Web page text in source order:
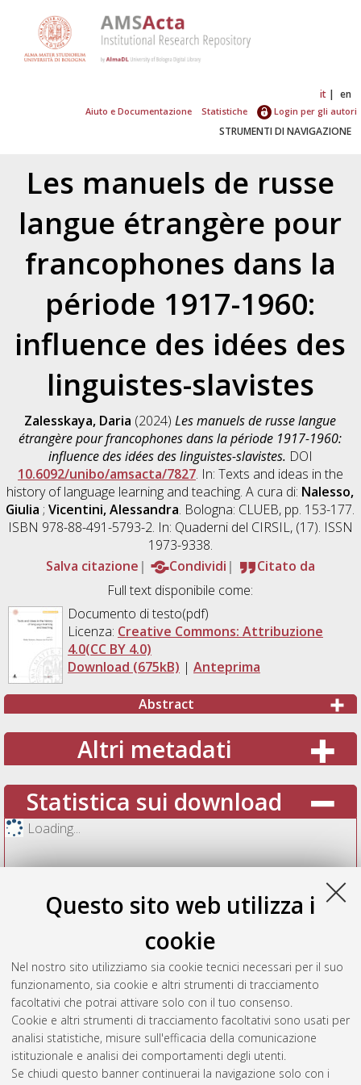
Questo sito web utilizza i
cookie
Nel nostro sito utilizziamo sia cookie tecnici necessari per il suo
funzionamento, sia cookie e altri strumenti di tracciamento
facoltativi che potrai attivare solo con il tuo consenso.
Cookie e altri strumenti di tracciamento facoltativi sono usati per
analisi statistiche, misure sull'efficacia della comunicazione
istituzionale e analisi dei comportamenti degli utenti.
Se chiudi questo banner continuerai la navigazione solo con i
it en
Aiuto e Documentazione Statistiche Login per gli autori
STRUMENTI DI NAVIGAZIONE
Les manuels de russe
langue étrangère pour
francophones dans la
période 1917-1960:
influence des idées des
linguistes-slavistes
Zalesskaya, Daria (2024)Les manuels de russe langue
étrangère pour francophones dans la période 1917-1960:
influence des idées des linguistes-slavistes. DOI
10.6092/unibo/amsacta/7827. In: Texts and ideas in the
history of language learning and teaching. A cura di: Nalesso,
Giulia ;Vicentini, Alessandra. Bologna: CLUEB, pp. 153-177.
ISBN 978-88-491-5793-2. In: Quaderni del CIRSIL, (17). ISSN
1973-9338.
Salva citazione
Condividi
Citato da
Full text disponibile come:
Documento di testo(pdf)
Licenza: Creative Commons: Attribuzione
4.0(CC BY 4.0)
Download (675kB) | Anteprima
Abstract
Altri metadati
Statistica sui download
Loading...
Vedi altre statistiche
Gestione del documento: